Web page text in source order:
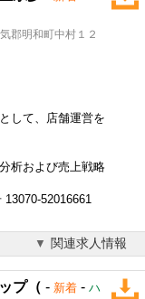
郡明和町中村１２
して、店舗運営を
析および売上戦略
52016661
関連求人情報
プ（ - 新着 - ハ